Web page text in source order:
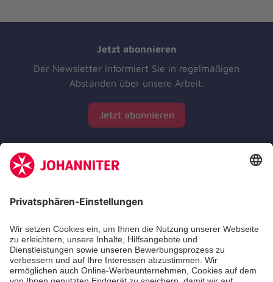
Jetzt abonnieren
Der Newsletter informiert Sie in regelmäßigen
Abständen über unsere Arbeit.
Jetzt abonnieren
Zertifizierung der Johanniter-Unfall-Hilfe e.V.
Die Johanniter GmbH führt das Spendenzertifikat
des Deutschen Spendenrats e.V.